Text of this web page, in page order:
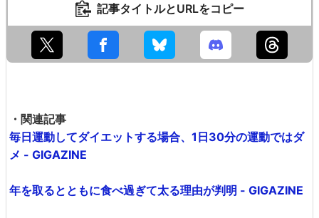
記事タイトルとURLをコピー
・関連記事
毎日運動してダイエットする場合、1日30分の運動ではダ
メ - GIGAZINE
年を取るとともに食べ過ぎて太る理由が判明 - GIGAZINE